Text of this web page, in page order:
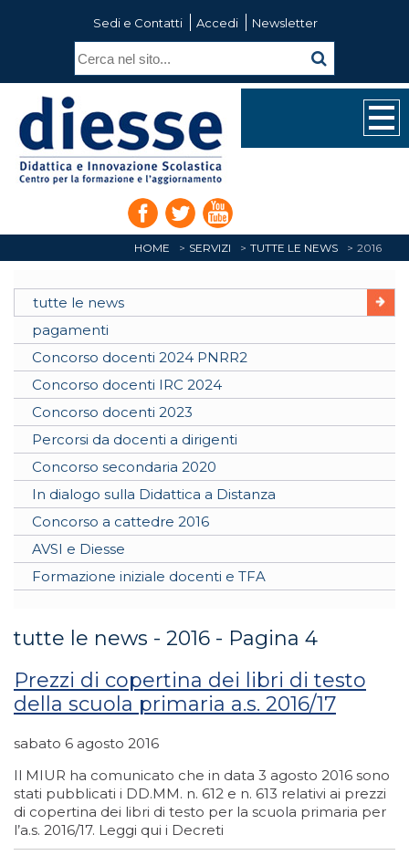
Sedi e Contatti Accedi Newsletter
HOME SERVIZI TUTTE LE NEWS 2016
tutte le news
pagamenti
Concorso docenti 2024 PNRR2
Concorso docenti IRC 2024
Concorso docenti 2023
Percorsi da docenti a dirigenti
Concorso secondaria 2020
In dialogo sulla Didattica a Distanza
Concorso a cattedre 2016
AVSI e Diesse
Formazione iniziale docenti e TFA
tutte le news - 2016 - Pagina 4
Prezzi di copertina dei libri di testo
della scuola primaria a.s. 2016/17
sabato 6 agosto 2016
Il MIUR ha comunicato che in data 3 agosto 2016 sono
stati pubblicati i DD.MM. n. 612 e n. 613 relativi ai prezzi
di copertina dei libri di testo per la scuola primaria per
l’a.s. 2016/17. Leggi qui i Decreti